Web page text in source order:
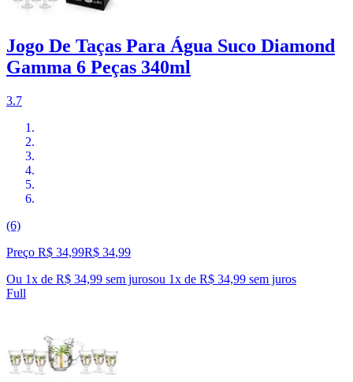
Jogo De Taças Para Água Suco Diamond
Gamma 6 Peças 340ml
3.7
(6)
Preço R$ 34,99R$ 34,99
Ou 1x de R$ 34,99 sem jurosou 1x de R$ 34,99 sem juros
Full